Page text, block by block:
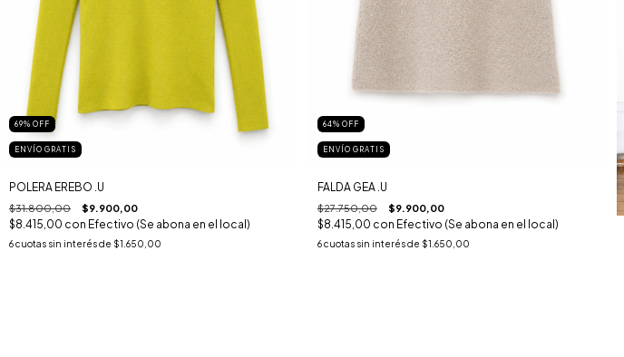
69% OFF
ENVÍO GRATIS
POLERA EREBO .U
$31.800,00 $9.900,00
$8.415,00 con Efectivo (Se abona en el local)
6cuotas sin interés de $1.650,00
64% OFF
ENVÍO GRATIS
FALDA GEA .U
$27.750,00 $9.900,00
$8.415,00 con Efectivo (Se abona en el local)
6cuotas sin interés de $1.650,00